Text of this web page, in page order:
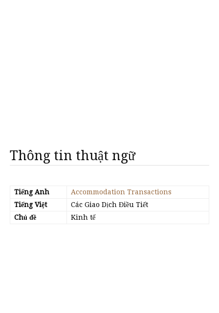
Thông tin thuật ngữ
Tiếng Anh
Accommodation Transactions
Tiếng Việt
Các Giao Dịch Điều Tiết
Chủ đề
Kinh tế